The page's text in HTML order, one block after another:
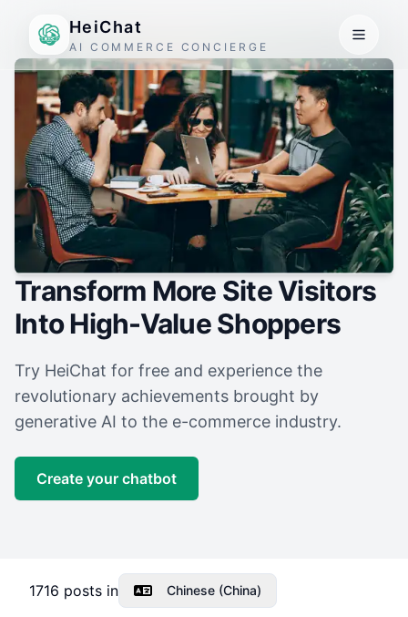
HeiChat
AI COMMERCE CONCIERGE
Transform More Site Visitors
Into High-Value Shoppers
Try HeiChat for free and experience the
revolutionary achievements brought by
generative AI to the e-commerce industry.
Create your chatbot
1716 posts in Chinese (China)